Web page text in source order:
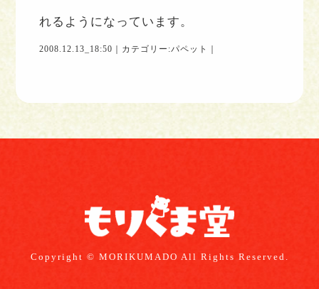
れるようになっています。
2008.12.13_18:50｜カテゴリー:パペット
Copyright © MORIKUMADO All Rights Reserved.